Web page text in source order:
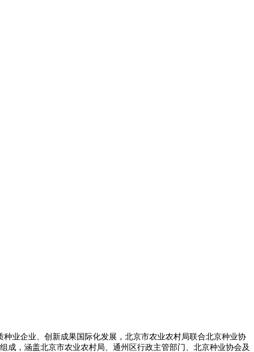
业企业、创新成果国际化发展，北京市农业农村局联合北京种业协
成，涵盖北京市农业农村局、通州区行政主管部门、北京种业协会及